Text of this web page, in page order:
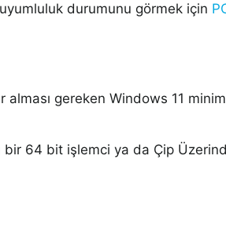
durumunu görmek için
gereken Windows 11
64 bit işlemci ya da Çip